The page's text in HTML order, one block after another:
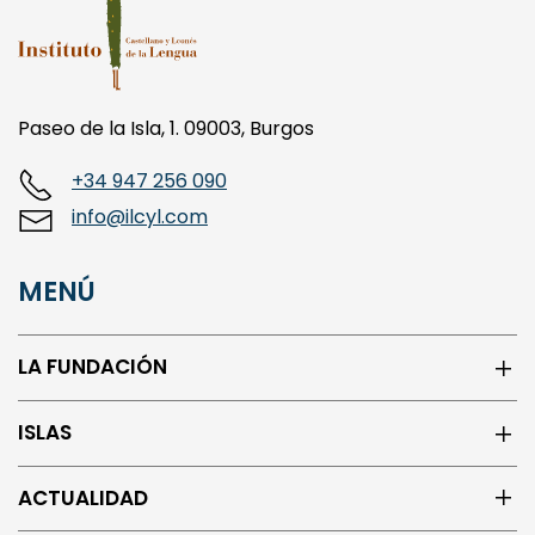
Paseo de la Isla, 1. 09003, Burgos
+34 947 256 090
info@ilcyl.com
MENÚ
LA FUNDACIÓN
ISLAS
ACTUALIDAD